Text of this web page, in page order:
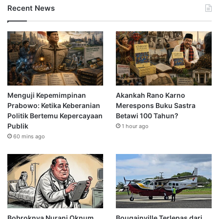
Recent News
Menguji Kepemimpinan
Prabowo: Ketika Keberanian
Politik Bertemu Kepercayaan
Publik
60 mins ago
Akankah Rano Karno
Merespons Buku Sastra
Betawi 100 Tahun?
1 hour ago